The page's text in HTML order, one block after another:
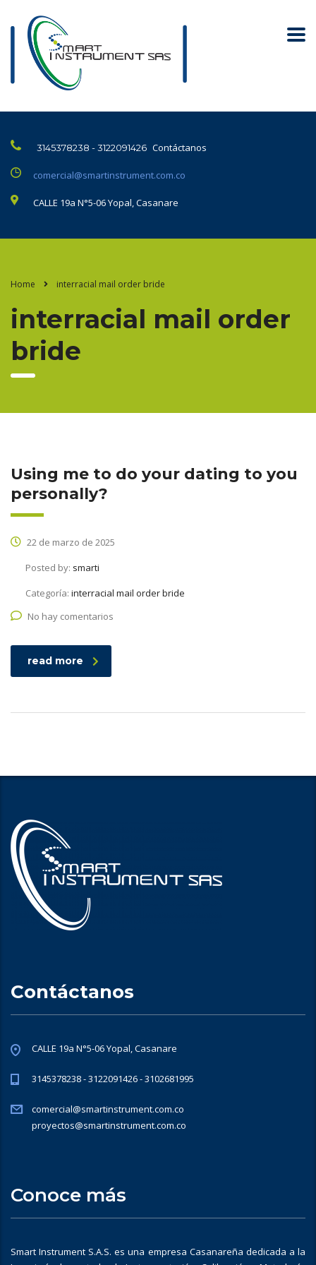
3145378238 - 3122091426 Contáctanos
comercial@smartinstrument.com.co
CALLE 19a N°5-06 Yopal, Casanare
Home interracial mail order bride
interracial mail order
bride
Using me to do your dating to you
personally?
22 de marzo de 2025
Posted by: smarti
Categoría: interracial mail order bride
No hay comentarios
read more
Contáctanos
CALLE 19a N°5-06 Yopal, Casanare
3145378238 - 3122091426 - 3102681995
comercial@smartinstrument.com.co
proyectos@smartinstrument.com.co
Conoce más
Smart Instrument S.A.S. es una empresa Casanareña dedicada a la